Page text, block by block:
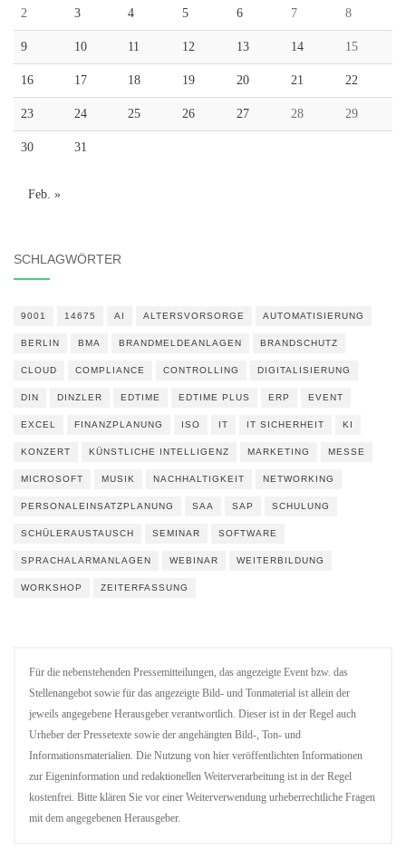
2 3 4 5 6 7 8
9 10 11 12 13 14 15
16 17 18 19 20 21 22
23 24 25 26 27 28 29
30 31
Feb. »
SCHLAGWÖRTER
9001 14675 AI ALTERSVORSORGE AUTOMATISIERUNG
BERLIN BMA BRANDMELDEANLAGEN BRANDSCHUTZ
CLOUD COMPLIANCE CONTROLLING DIGITALISIERUNG
DIN DINZLER EDTIME EDTIME PLUS ERP EVENT
EXCEL FINANZPLANUNG ISO IT IT SICHERHEIT KI
KONZERT KÜNSTLICHE INTELLIGENZ MARKETING MESSE
MICROSOFT MUSIK NACHHALTIGKEIT NETWORKING
PERSONALEINSATZPLANUNG SAA SAP SCHULUNG
SCHÜLERAUSTAUSCH SEMINAR SOFTWARE
SPRACHALARMANLAGEN WEBINAR WEITERBILDUNG
WORKSHOP ZEITERFASSUNG
Für die nebenstehenden Pressemitteilungen, das angezeigte Event bzw. das
Stellenangebot sowie für das angezeigte Bild- und Tonmaterial ist allein der
jeweils angegebene Herausgeber verantwortlich. Dieser ist in der Regel auch
Urheber der Pressetexte sowie der angehängten Bild-, Ton- und
Informationsmaterialien. Die Nutzung von hier veröffentlichten Informationen
zur Eigeninformation und redaktionellen Weiterverarbeitung ist in der Regel
kostenfrei. Bitte klären Sie vor einer Weiterverwendung urheberrechtliche Fragen
mit dem angegebenen Herausgeber.